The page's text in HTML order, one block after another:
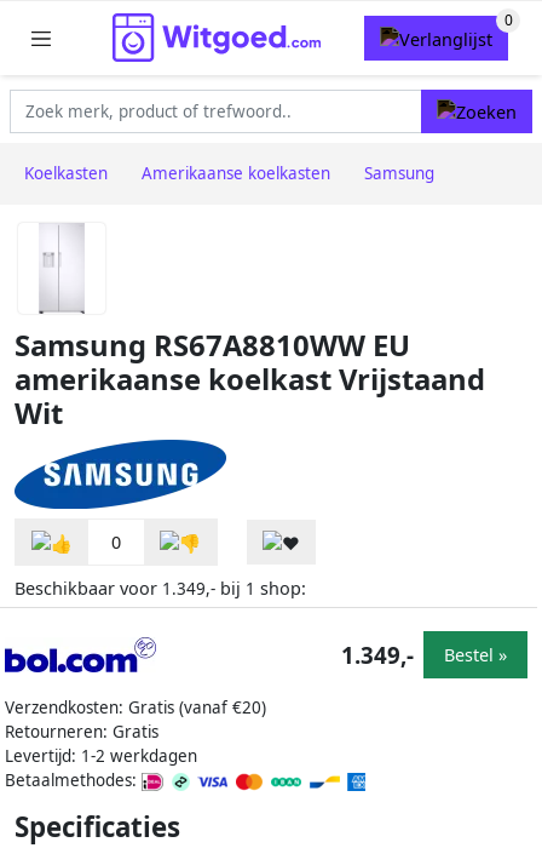
Koelkasten Amerikaanse koelkasten Samsung
Samsung RS67A8810WW EU
amerikaanse koelkast Vrijstaand
Wit
0
Beschikbaar voor 1.349,- bij 1 shop:
Verzendkosten: Gratis (vanaf €20)
Retourneren: Gratis
Levertijd: 1-2 werkdagen
Betaalmethodes:
1.349,- Bestel »
Specificaties